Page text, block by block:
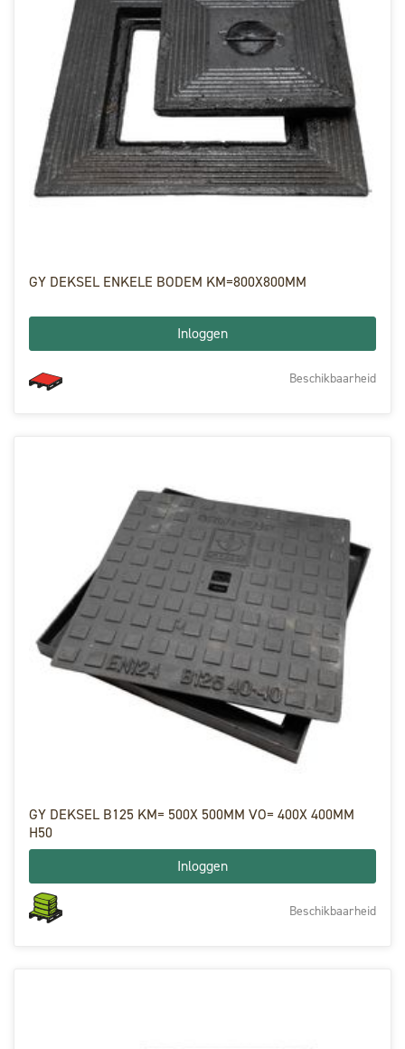
GY DEKSEL ENKELE BODEM KM=800X800MM
Inloggen
Beschikbaarheid
GY DEKSEL B125 KM= 500X 500MM VO= 400X 400MM
H50
Inloggen
Beschikbaarheid